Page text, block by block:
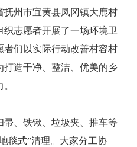
州市宜黄县凤冈镇大鹿村
志愿者开展了一场环境卫
们以实际行动改善村容村
造干净、整洁、优美的乡
帚、铁锹、垃圾夹、推车等
毯式”清理。大家分工协